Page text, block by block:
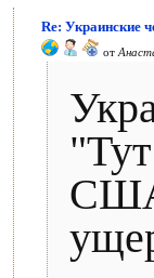
Re: Украинские
от
США